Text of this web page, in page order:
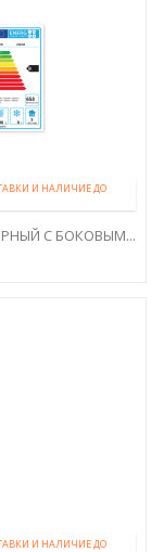
И НАЛИЧИЕ ДО
С БОКОВЫМ...
И НАЛИЧИЕ ДО